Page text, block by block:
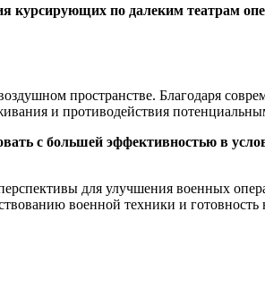
курсирующих по далеким театрам
пространстве. Благодаря
и противодействия
с большей эффективностью в
для улучшения военных
военной техники и